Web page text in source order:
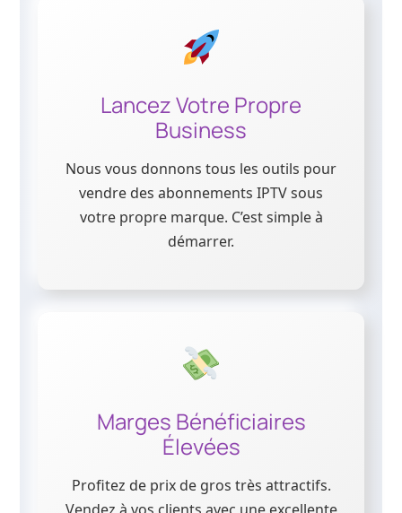
Lancez Votre Propre
Business
Nous vous donnons tous les outils pour
vendre des abonnements IPTV sous
votre propre marque. C’est simple à
démarrer.
Marges Bénéficiaires
Élevées
Profitez de prix de gros très attractifs.